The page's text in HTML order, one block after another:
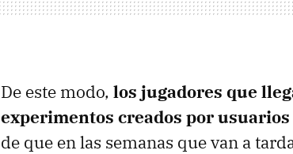
De este modo, los jugadores que
experimentos creados por
de que en las semanas que van a